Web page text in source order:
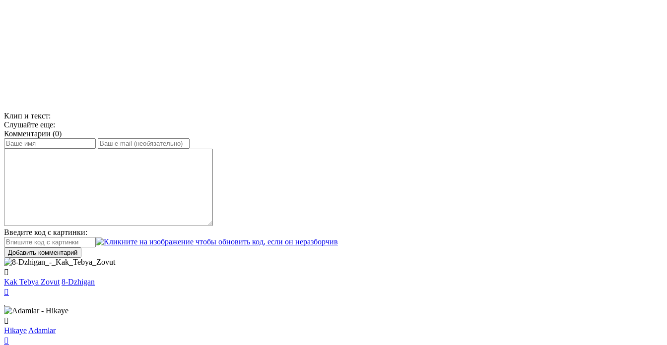
Клип и текст:
Слушайте еще:
Комментарии (0)
Введите код с картинки:
Добавить комментарий
Kak Tebya Zovut 8-Dzhigan
Hikaye Adamlar